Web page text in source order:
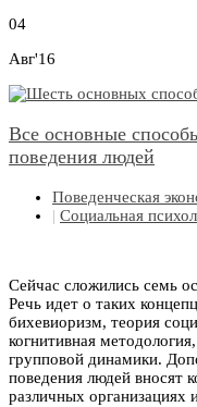
04
Авг'16
Все основные
поведения людей
Поведенческая
| Социальная
Сейчас сложились семь
Речь идет о таких
бихевиоризм, теория
когнитивная
групповой динамики.
поведения людей вносят
различных организациях